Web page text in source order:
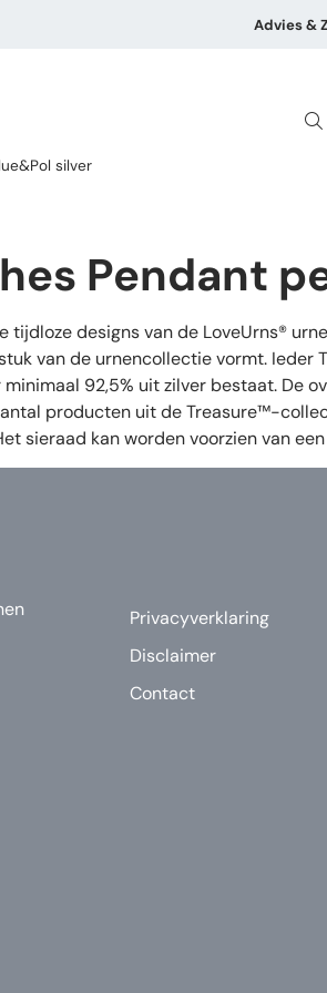
Advies &
silver
Pendant
designs van de LoveUrns®
van de urnencollectie vormt.
92,5% uit zilver bestaat. De
producten uit de Treasure™-
sieraad kan worden voorzien van
Privacyverklaring
Disclaimer
Contact